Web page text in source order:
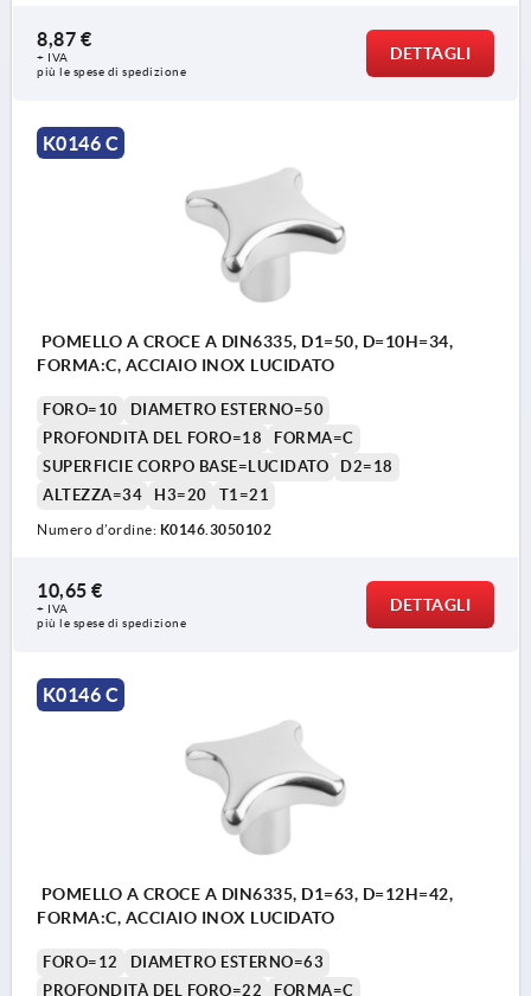
8,87 €
+ IVA
più le spese di spedizione
DETTAGLI
K0146 C
POMELLO A CROCE A DIN6335, D1=50, D=10H=34,
FORMA:C, ACCIAIO INOX LUCIDATO
FORO=10
DIAMETRO ESTERNO=50
PROFONDITÀ DEL FORO=18
FORMA=C
SUPERFICIE CORPO BASE=LUCIDATO
D2=18
ALTEZZA=34
H3=20 T1=21
Numero d’ordine: K0146.3050102
10,65 €
+ IVA
più le spese di spedizione
DETTAGLI
K0146 C
POMELLO A CROCE A DIN6335, D1=63, D=12H=42,
FORMA:C, ACCIAIO INOX LUCIDATO
FORO=12
DIAMETRO ESTERNO=63
PROFONDITÀ DEL FORO=22
FORMA=C